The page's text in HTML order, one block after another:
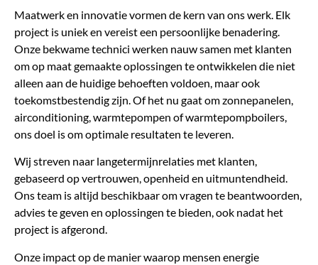
Maatwerk en innovatie vormen de kern van ons werk. Elk
project is uniek en vereist een persoonlijke benadering.
Onze bekwame technici werken nauw samen met klanten
om op maat gemaakte oplossingen te ontwikkelen die niet
alleen aan de huidige behoeften voldoen, maar ook
toekomstbestendig zijn. Of het nu gaat om zonnepanelen,
airconditioning, warmtepompen of warmtepompboilers,
ons doel is om optimale resultaten te leveren.
Wij streven naar langetermijnrelaties met klanten,
gebaseerd op vertrouwen, openheid en uitmuntendheid.
Ons team is altijd beschikbaar om vragen te beantwoorden,
advies te geven en oplossingen te bieden, ook nadat het
project is afgerond.
Onze impact op de manier waarop mensen energie